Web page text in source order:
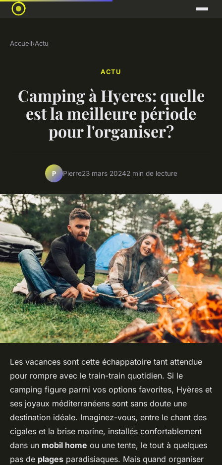
Accueil›Actu
ACTU
Camping à Hyeres: quelle
est la meilleure période
pour l'organiser?
P Pierre23 mars 20242 min de lecture
Les vacances sont cette échappatoire tant attendue
pour rompre avec le train-train quotidien. Si le
camping figure parmi vos options favorites, Hyères et
ses joyaux méditerranéens sont sans doute une
destination idéale. Imaginez-vous, entre le chant des
cigales et la brise marine, installés confortablement
dans un mobil home ou une tente, le tout à quelques
pas de plages paradisiaques. Mais quand organiser